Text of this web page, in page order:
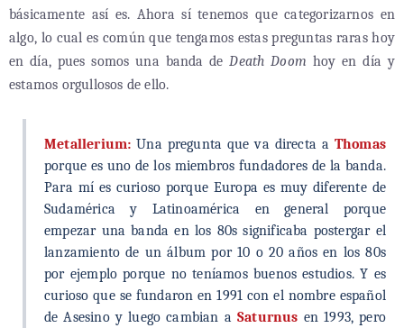
básicamente así es. Ahora sí tenemos que categorizarnos en
algo, lo cual es común que tengamos estas preguntas raras hoy
en día, pues somos una banda de Death Doom hoy en día y
estamos orgullosos de ello.
Metallerium: Una pregunta que va directa a Thomas
porque es uno de los miembros fundadores de la banda.
Para mí es curioso porque Europa es muy diferente de
Sudamérica y Latinoamérica en general porque
empezar una banda en los 80s significaba postergar el
lanzamiento de un álbum por 10 o 20 años en los 80s
por ejemplo porque no teníamos buenos estudios. Y es
curioso que se fundaron en 1991 con el nombre español
de Asesino y luego cambian a Saturnus en 1993, pero